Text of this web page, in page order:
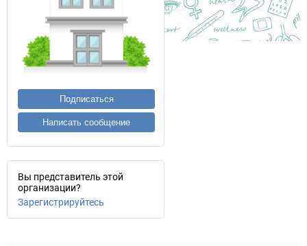
Подписаться
Написать сообщение
Вы представитель этой
организации?
Зарегистрируйтесь